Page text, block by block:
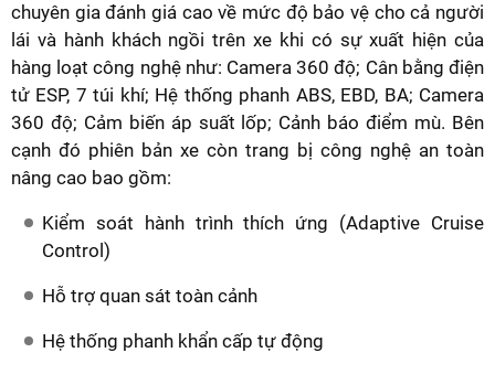
chuyên gia đánh giá cao về mức độ bảo vệ cho cả người
lái và hành khách ngồi trên xe khi có sự xuất hiện của
hàng loạt công nghệ như: Camera 360 độ; Cân bằng điện
tử ESP, 7 túi khí; Hệ thống phanh ABS, EBD, BA; Camera
360 độ; Cảm biến áp suất lốp; Cảnh báo điểm mù. Bên
cạnh đó phiên bản xe còn trang bị công nghệ an toàn
nâng cao bao gồm:
Kiểm soát hành trình thích ứng (Adaptive Cruise
Control)
Hỗ trợ quan sát toàn cảnh
Hệ thống phanh khẩn cấp tự động